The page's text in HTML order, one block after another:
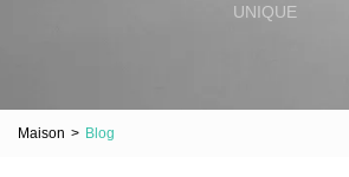
UNIQUE
Maison > Blog